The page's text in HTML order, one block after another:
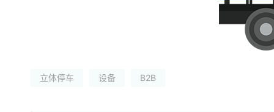
立体停车 设备 B2B